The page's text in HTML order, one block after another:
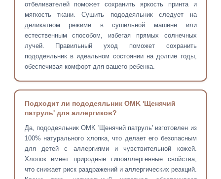
отбеливателей поможет сохранить яркость принта и
мягкость ткани. Сушить пододеяльник следует на
деликатном режиме в сушильной машине или
естественным способом, избегая прямых солнечных
лучей. Правильный уход поможет сохранить
пододеяльник в идеальном состоянии на долгие годы,
обеспечивая комфорт для вашего ребенка.
Подходит ли пододеяльник OMK 'Щенячий
патруль' для аллергиков?
Да, пододеяльник OMK 'Щенячий патруль' изготовлен из
100% натурального хлопка, что делает его безопасным
для детей с аллергиями и чувствительной кожей.
Хлопок имеет природные гипоаллергенные свойства,
что снижает риск раздражений и аллергических реакций.